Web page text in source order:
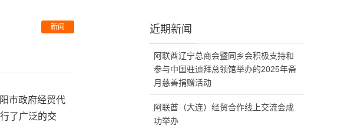
新闻
市政府经贸代
了广泛的交
近期新闻
阿联酋辽宁总商会暨同乡会积极支持和
参与中国驻迪拜总领馆举办的2025年斋
月慈善捐赠活动
阿联酋（大连）经贸合作线上交流会成
功举办